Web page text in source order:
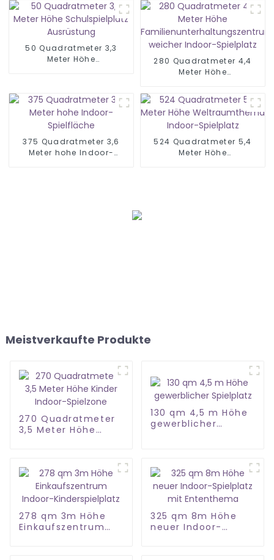
50 Quadratmeter 3,3
Meter Höhe
280 Quadratmeter 4,4
Meter Höhe
weicher Indoor-Spielplatz
375 Quadratmeter 3,6
Meter hohe Indoor-
524 Quadratmeter 5,4
Meter Höhe
Meistverkaufte Produkte
270 Quadratmeter
3,5 Meter Höhe
130 qm 4,5 m Höhe
gewerblicher
278 qm 3m Höhe
Einkaufszentrum
325 qm 8m Höhe
neuer Indoor-